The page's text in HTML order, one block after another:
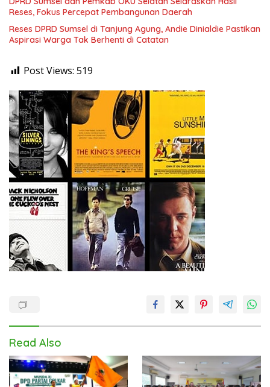
Reses, Fokus Percepat Pembangunan Daerah
Reses DPRD Sumsel di Tanjung Agung, Andie Dinialdie Pastikan
Aspirasi Warga Tak Berhenti di Catatan
Post Views: 519
Read Also